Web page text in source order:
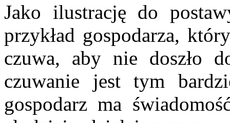
Jako ilustrację do
przykład gospodarza,
czuwa, aby nie doszło
czuwanie jest tym
gospodarz ma